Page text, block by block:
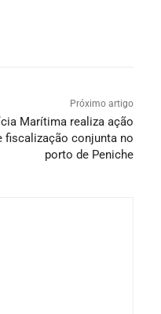
Próximo artigo
Marítima realiza ação
fiscalização conjunta no
porto de Peniche